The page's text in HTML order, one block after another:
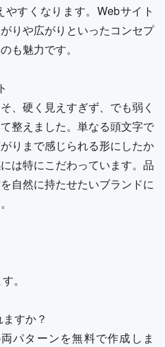
すくなります。Webサイト
りや広がりといったコンセプ
も魅力です。
、硬く見えすぎず、でも弱く
整えました。単なる頭文字で
りまで感じられる形にしたか
は特にこだわっています。品
自然に持たせたいブランドに
。
すか？
パターンを無料で作成しま